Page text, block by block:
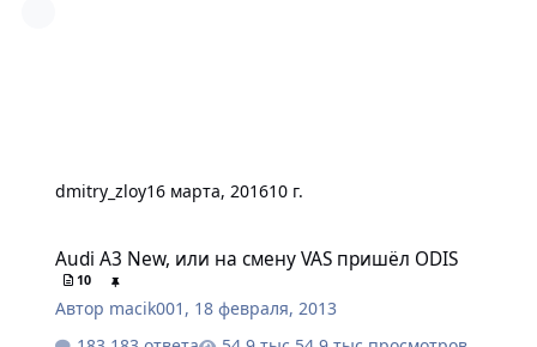
dmitry_zloy16 марта, 201610 г.
Audi A3 New, или на смену VAS пришёл ODIS
10
Автор macik001 , 18 февраля, 2013